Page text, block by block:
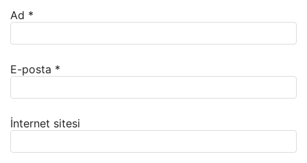
Ad *
E-posta *
İnternet sitesi